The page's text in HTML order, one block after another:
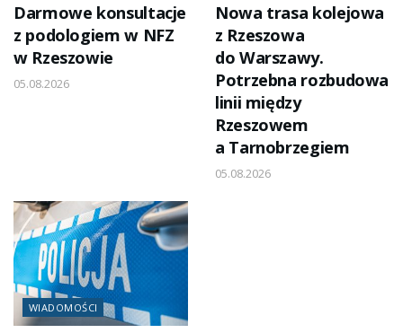
Darmowe konsultacje
z podologiem w NFZ
w Rzeszowie
05.08.2026
Nowa trasa kolejowa
z Rzeszowa
do Warszawy.
Potrzebna rozbudowa
linii między
Rzeszowem
a Tarnobrzegiem
05.08.2026
WIADOMOŚCI